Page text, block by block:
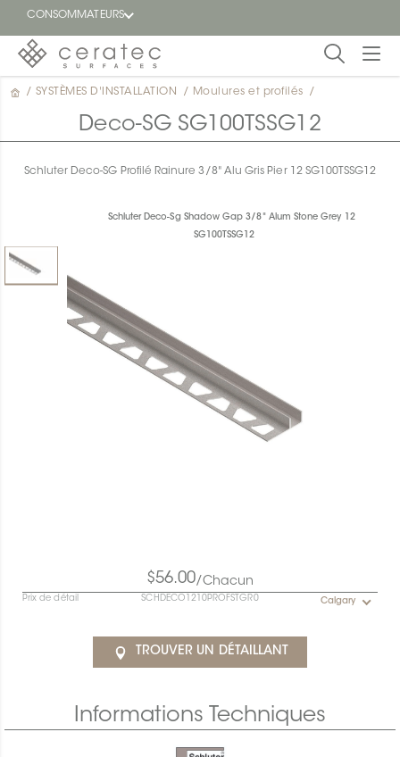
CONSOMMATEURS
En
vedette
un
détaillant
/ SYSTÈMES D'INSTALLATION / Moulures et profilés /
Deco-SG SG100TSSG12
Schluter Deco-SG Profilé Rainure 3/8" Alu Gris Pier 12 SG100TSSG12
Schluter Deco-Sg Shadow Gap 3/8" Alum Stone Grey 12
SG100TSSG12
$56.00/Chacun
Prix de détail SCHDECO1210PROFSTGR0 Calgary
TROUVER UN DÉTAILLANT
Informations Techniques